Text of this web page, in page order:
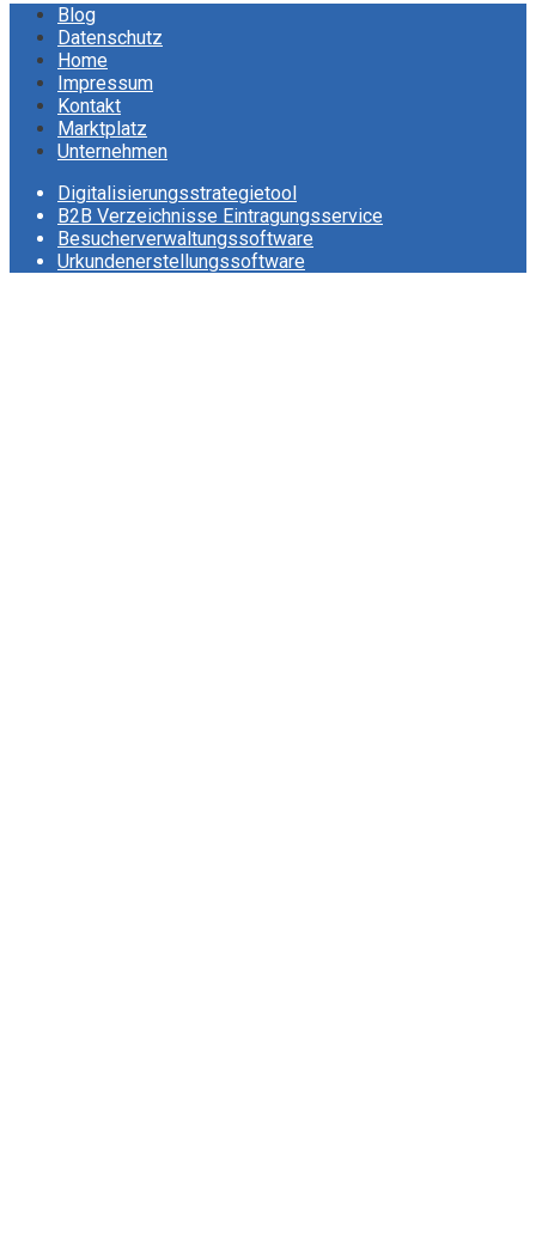
Blog
Datenschutz
Home
Impressum
Kontakt
Marktplatz
Unternehmen
Digitalisierungsstrategietool
B2B Verzeichnisse Eintragungsservice
Besucherverwaltungssoftware
Urkundenerstellungssoftware